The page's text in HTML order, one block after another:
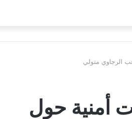
الرجاوي متولي
أمنية حول